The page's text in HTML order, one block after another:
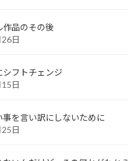
作品のその後
日
シフトチェンジ
日
事を言い訳にしないために
日